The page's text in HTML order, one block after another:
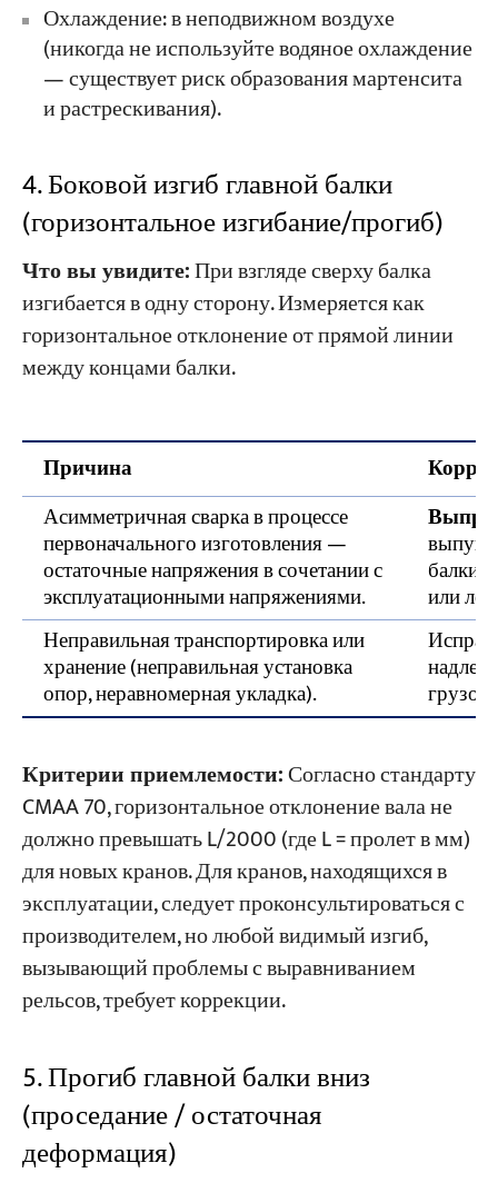
Охлаждение: в неподвижном воздухе
(никогда не используйте водяное охлаждение
— существует риск образования мартенсита
и растрескивания).
4. Боковой изгиб главной балки
(горизонтальное изгибание/прогиб)
Что вы увидите:При взгляде сверху балка
изгибается в одну сторону. Измеряется как
горизонтальное отклонение от прямой линии
между концами балки.
Причина
Асимметричная сварка в процессе
первоначального изготовления —
остаточные напряжения в сочетании с
эксплуатационными напряжениями.
балки.
или
Неправильная транспортировка или
хранение (неправильная установка
опор, неравномерная укладка). грузом.
Критерии приемлемости:Согласно стандарту
CMAA 70, горизонтальное отклонение вала не
должно превышать L/2000 (где L = пролет в мм)
для новых кранов. Для кранов, находящихся в
эксплуатации, следует проконсультироваться с
производителем, но любой видимый изгиб,
вызывающий проблемы с выравниванием
рельсов, требует коррекции.
5. Прогиб главной балки вниз
(проседание / остаточная
деформация)